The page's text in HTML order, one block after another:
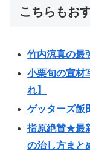
こちらもお
竹内涼真の最
小栗旬の宣材
れ】
ゲッターズ飯
指原絶賛★最
の治し方まと